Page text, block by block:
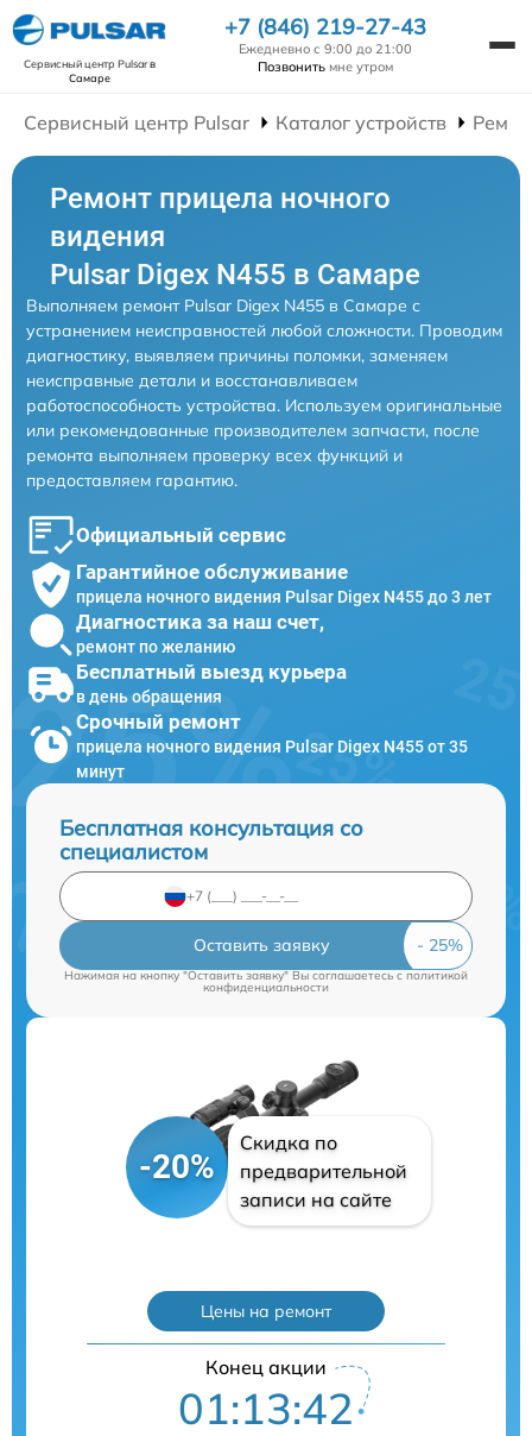
Сервисный центр Pulsarв
Самаре
+7 (846) 219-27-43
Ежедневно с 9:00 до 21:00
Позвонить мне утром
Сервисный центр Pulsar Каталог устройств
Ремонт прицела ночного
видения
Pulsar Digex N455 в Самаре
Выполняем ремонт Pulsar Digex N455 в Самаре с
устранением неисправностей любой сложности. Проводим
диагностику, выявляем причины поломки, заменяем
неисправные детали и восстанавливаем
работоспособность устройства. Используем оригинальные
или рекомендованные производителем запчасти, после
ремонта выполняем проверку всех функций и
предоставляем гарантию.
Официальный сервис
Гарантийное обслуживание
прицела ночного видения Pulsar Digex N455 до 3 лет
Диагностика за наш счет,
ремонт по желанию
Бесплатный выезд курьера
в день обращения
Срочный ремонт
прицела ночного видения Pulsar Digex N455 от 35
минут
Бесплатная консультация со
специалистом
Оставить заявку
Нажимая на кнопку "Оставить заявку" Вы соглашаетесь cполитикой
конфиденциальности
-20%
Скидка по
предварительной
записи на сайте
Цены на ремонт
Конец акции
01:13:41